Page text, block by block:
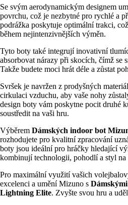
Se svým aerodynamickým designem
povrchu, což je nezbytné pro rychlé a
podrážka poskytuje optimální trakci,
během nejintenzivnějších výměn.
Tyto boty také integrují inovativní
absorbovat nárazy při skocích, čímž se
Takže budete moci hrát déle a zůstat
Svršek je navržen z prodyšných
cirkulaci vzduchu, aby vaše nohy
design boty vám poskytne pocit druhé
soustředit na vaši hru.
Výběrem Dámských indoor bot
rozhodujete pro kvalitní zpracování
boty jsou ideální pro hráčky hledající
kombinují technologii, pohodlí a styl na
Pro maximální využití vašich
excelenci a umění Mizuno s
Lightning Elite. Zvyšte svou hru a